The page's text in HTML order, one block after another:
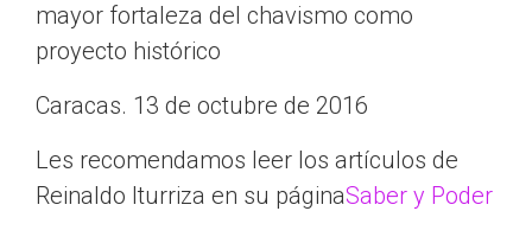
mayor fortaleza del chavismo como
proyecto histórico
Caracas. 13 de octubre de 2016
Les recomendamos leer los artículos de
Reinaldo Iturriza en su páginaSaber y Poder